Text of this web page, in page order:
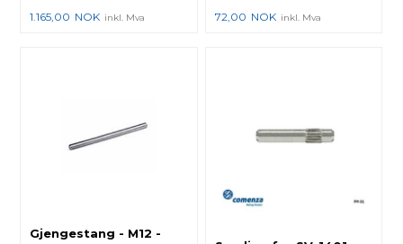
1.165,00 NOK inkl. Mva 72,00 NOK inkl. Mva
Gjengestang - M12 -